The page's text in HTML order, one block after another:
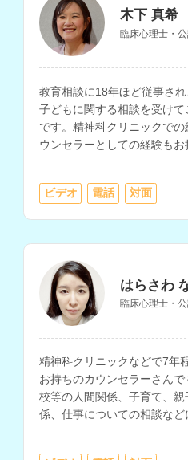
木下 真希
臨床心理士・
教育相談に18年ほど従事され
子どもに関する相談を受け
です。精神科クリニックで
ウンセラーとしての経験もお
をはじめ、子どもについて
ビデオ 電話 対面
はらさわ
臨床心理士・
精神科クリニックなどで7年
お持ちのカウンセラーさん
校等の人間関係、子育て、
係、仕事についての相談など